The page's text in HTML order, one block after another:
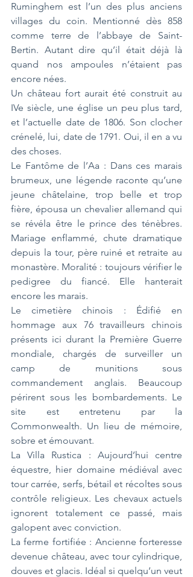
Ruminghem est l’un des plus anciens
villages du coin. Mentionné dès 858
comme terre de l’abbaye de Saint-
Bertin. Autant dire qu’il était déjà là
quand nos ampoules n’étaient pas
encore nées.
Un château fort aurait été construit au
IVe siècle, une église un peu plus tard,
et l’actuelle date de 1806. Son clocher
crénelé, lui, date de 1791. Oui, il en a vu
des choses.
Le Fantôme de l’Aa : Dans ces marais
brumeux, une légende raconte qu’une
jeune châtelaine, trop belle et trop
fière, épousa un chevalier allemand qui
se révéla être le prince des ténèbres.
Mariage enflammé, chute dramatique
depuis la tour, père ruiné et retraite au
monastère. Moralité : toujours vérifier le
pedigree du fiancé. Elle hanterait
encore les marais.
Le cimetière chinois : Édifié en
hommage aux 76 travailleurs chinois
présents ici durant la Première Guerre
mondiale, chargés de surveiller un
camp de munitions sous
commandement anglais. Beaucoup
périrent sous les bombardements. Le
site est entretenu par la
Commonwealth. Un lieu de mémoire,
sobre et émouvant.
La Villa Rustica : Aujourd’hui centre
équestre, hier domaine médiéval avec
tour carrée, serfs, bétail et récoltes sous
contrôle religieux. Les chevaux actuels
ignorent totalement ce passé, mais
galopent avec conviction.
La ferme fortifiée : Ancienne forteresse
devenue château, avec tour cylindrique,
douves et glacis. Idéal si quelqu’un veut